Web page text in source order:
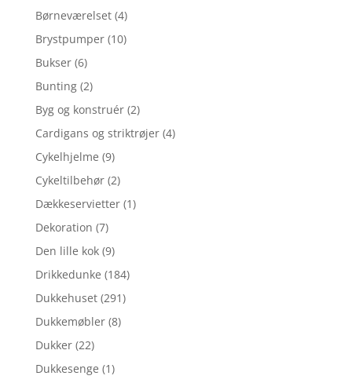
Børneværelset (4)
Brystpumper (10)
Bukser (6)
Bunting (2)
Byg og konstruér (2)
Cardigans og striktrøjer (4)
Cykelhjelme (9)
Cykeltilbehør (2)
Dækkeservietter (1)
Dekoration (7)
Den lille kok (9)
Drikkedunke (184)
Dukkehuset (291)
Dukkemøbler (8)
Dukker (22)
Dukkesenge (1)